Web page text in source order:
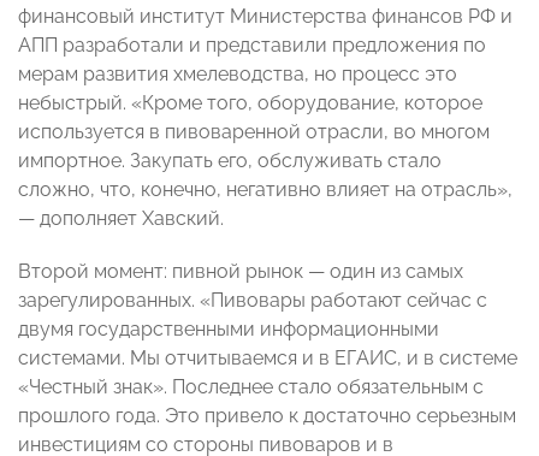
финансовый институт Министерства финансов РФ и
АПП разработали и представили предложения по
мерам развития хмелеводства, но процесс это
небыстрый. «Кроме того, оборудование, которое
используется в пивоваренной отрасли, во многом
импортное. Закупать его, обслуживать стало
сложно, что, конечно, негативно влияет на отрасль»,
— дополняет Хавский.
Второй момент: пивной рынок — один из самых
зарегулированных. «Пивовары работают сейчас с
двумя государственными информационными
системами. Мы отчитываемся и в ЕГАИС, и в системе
«Честный знак». Последнее стало обязательным с
прошлого года. Это привело к достаточно серьезным
инвестициям со стороны пивоваров и в